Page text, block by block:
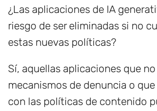
¿Las aplicaciones de IA
riesgo de ser eliminadas si no
estas nuevas políticas?
Sí, aquellas aplicaciones que
mecanismos de denuncia o
con las políticas de contenido